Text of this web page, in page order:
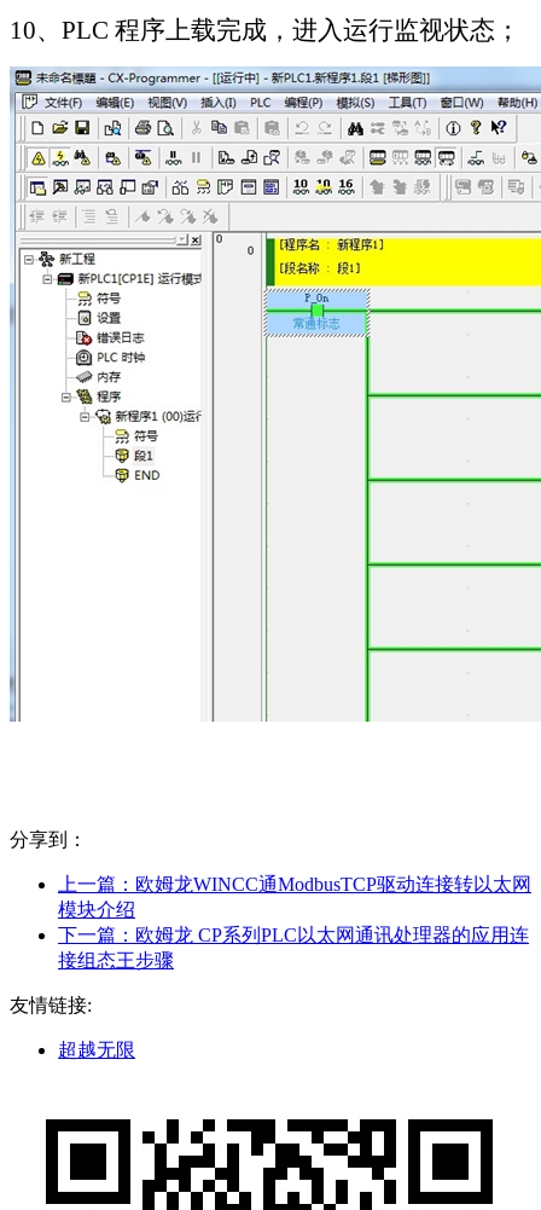
10、 PLC 程序上载完成，进入运行监视状态；
分享到：
上一篇： 欧姆龙WINCC通ModbusTCP驱动连接转以太网
模块介绍
下一篇： 欧姆龙 CP系列PLC以太网通讯处理器的应用连
接组态王步骤
友情链接:
超越无限